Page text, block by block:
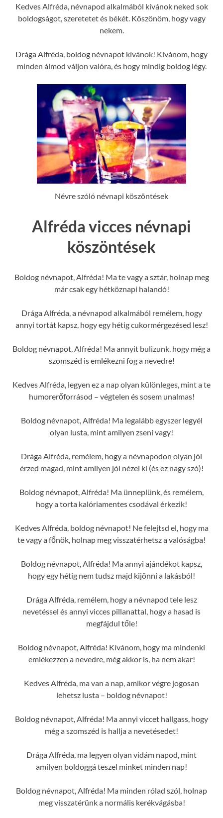
Kedves Alfréda, névnapod alkalmából kívánok neked sok
boldogságot, szeretetet és békét. Köszönöm, hogy vagy
nekem.
Drága Alfréda, boldog névnapot kívánok! Kívánom, hogy
minden álmod váljon valóra, és hogy mindig boldog légy.
Névre szóló névnapi köszöntések
Alfréda vicces névnapi
köszöntések
Boldog névnapot, Alfréda! Ma te vagy a sztár, holnap meg
már csak egy hétköznapi halandó!
Drága Alfréda, a névnapod alkalmából remélem, hogy
annyi tortát kapsz, hogy egy hétig cukormérgezésed lesz!
Boldog névnapot, Alfréda! Ma annyit bulizunk, hogy még a
szomszéd is emlékezni fog a nevedre!
Kedves Alfréda, legyen ez a nap olyan különleges, mint a te
humorerőforrásod – végtelen és sosem unalmas!
Boldog névnapot, Alfréda! Ma legalább egyszer legyél
olyan lusta, mint amilyen zseni vagy!
Drága Alfréda, remélem, hogy a névnapodon olyan jól
érzed magad, mint amilyen jól nézel ki (és ez nagy szó)!
Boldog névnapot, Alfréda! Ma ünneplünk, és remélem,
hogy a torta kalóriamentes csodával érkezik!
Kedves Alfréda, boldog névnapot! Ne felejtsd el, hogy ma
te vagy a főnök, holnap meg visszatérhetsz a valóságba!
Boldog névnapot, Alfréda! Ma annyi ajándékot kapsz,
hogy egy hétig nem tudsz majd kijönni a lakásból!
Drága Alfréda, remélem, hogy a névnapod tele lesz
nevetéssel és annyi vicces pillanattal, hogy a hasad is
megfájdul tőle!
Boldog névnapot, Alfréda! Kívánom, hogy ma mindenki
emlékezzen a nevedre, még akkor is, ha nem akar!
Kedves Alfréda, ma van a nap, amikor végre jogosan
lehetsz lusta – boldog névnapot!
Boldog névnapot, Alfréda! Ma annyi viccet hallgass, hogy
még a szomszéd is hallja a nevetésedet!
Drága Alfréda, ma legyen olyan vidám napod, mint
amilyen boldoggá teszel minket minden nap!
Boldog névnapot, Alfréda! Ma minden rólad szól, holnap
meg visszatérünk a normális kerékvágásba!